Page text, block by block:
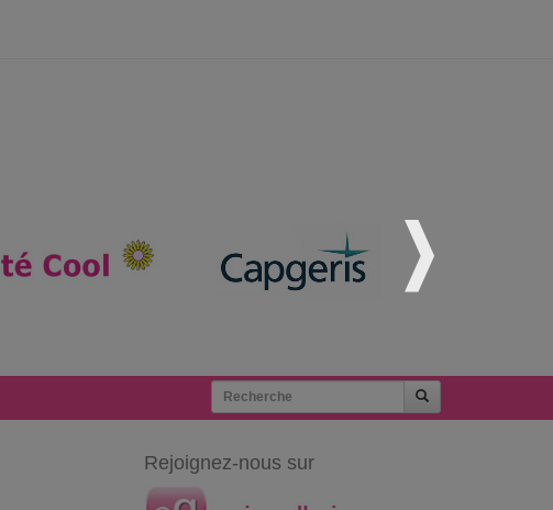
Rejoignez-nous sur